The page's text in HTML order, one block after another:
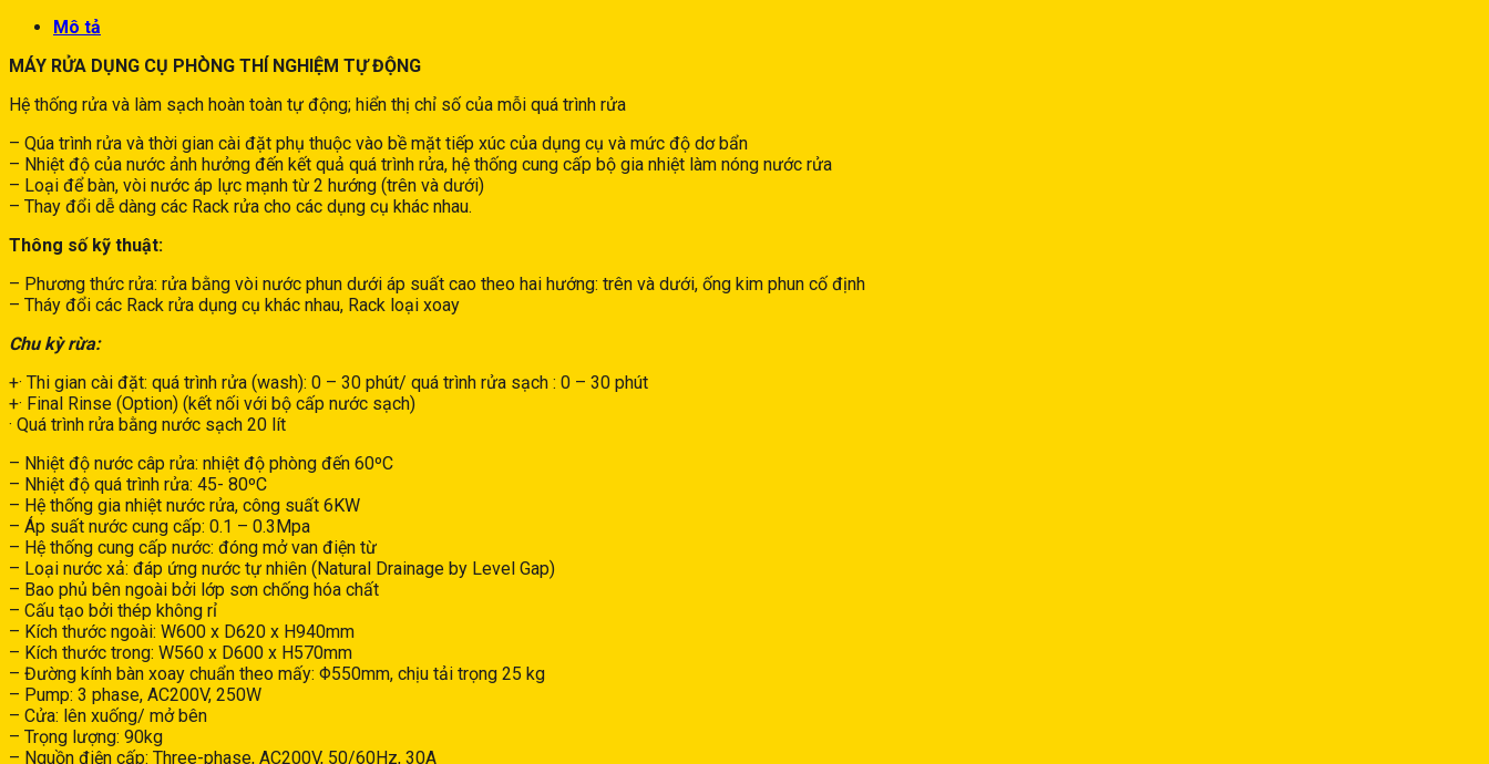
Mô tả
MÁY RỬA DỤNG CỤ PHÒNG THÍ NGHIỆM TỰ ĐỘNG
Hệ thống rửa và làm sạch hoàn toàn tự động; hiển thị chỉ số của mỗi quá trình rửa
– Qúa trình rửa và thời gian cài đặt phụ thuộc vào bề mặt tiếp xúc của dụng cụ và mức độ dơ bẩn
– Nhiệt độ của nước ảnh hưởng đến kết quả quá trình rửa, hệ thống cung cấp bộ gia nhiệt làm nóng nước rửa
– Loại để bàn, vòi nước áp lực mạnh từ 2 hướng (trên và dưới)
– Thay đổi dễ dàng các Rack rửa cho các dụng cụ khác nhau.
Thông số kỹ thuật:
– Phương thức rửa: rửa bằng vòi nước phun dưới áp suất cao theo hai hướng: trên và dưới, ống kim phun cố định
– Tháy đổi các Rack rửa dụng cụ khác nhau, Rack loại xoay
Chu kỳ rừa:
+· Thi gian cài đặt: quá trình rửa (wash): 0 – 30 phút/ quá trình rửa sạch : 0 – 30 phút
+· Final Rinse (Option) (kết nối với bộ cấp nước sạch)
· Quá trình rửa bằng nước sạch 20 lít
– Nhiệt độ nước câp rửa: nhiệt độ phòng đến 60ºC
– Nhiệt độ quá trình rửa: 45- 80ºC
– Hệ thống gia nhiệt nước rửa, công suất 6KW
– Áp suất nước cung cấp: 0.1 – 0.3Mpa
– Hệ thống cung cấp nước: đóng mở van điện từ
– Loại nước xả: đáp ứng nước tự nhiên (Natural Drainage by Level Gap)
– Bao phủ bên ngoài bởi lớp sơn chống hóa chất
– Cấu tạo bởi thép không rỉ
– Kích thước ngoài: W600 x D620 x H940mm
– Kích thước trong: W560 x D600 x H570mm
– Đường kính bàn xoay chuẩn theo mấy: Φ550mm, chịu tải trọng 25 kg
– Pump: 3 phase, AC200V, 250W
– Cửa: lên xuống/ mở bên
– Trọng lượng: 90kg
– Nguồn điện cấp: Three-phase, AC200V, 50/60Hz, 30A